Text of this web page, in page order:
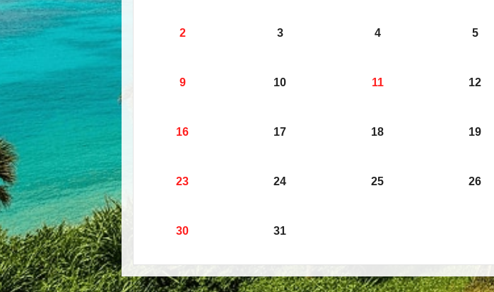
2 3 4 5
9 10 11 12
16 17 18 19
23 24 25 26
30 31